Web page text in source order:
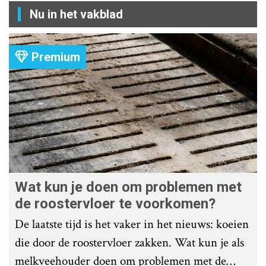
Nu in het vakblad
Premium
Wat kun je doen om problemen met
de roostervloer te voorkomen?
De laatste tijd is het vaker in het nieuws: koeien
die door de roostervloer zakken. Wat kun je als
melkveehouder doen om problemen met de